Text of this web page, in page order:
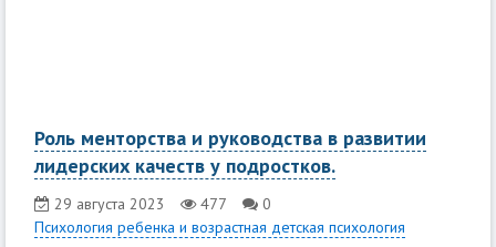
Роль менторства и руководства в развитии
лидерских качеств у подростков.
29 августа 2023 477
0
Психология ребенка и возрастная детская психология